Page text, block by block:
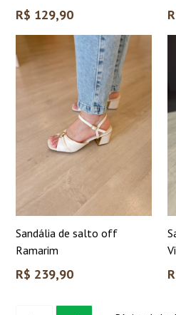
Preço
R$ 129,90
Sandália de salto off
Ramarim
Preço
R$ 239,90